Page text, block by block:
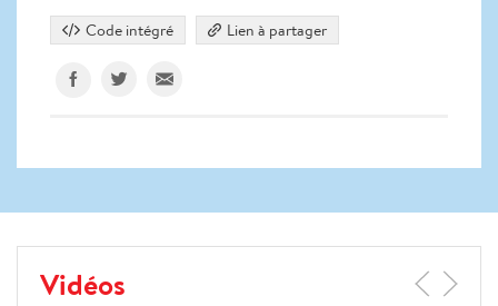
Code intégré Lien à partager
Vidéos